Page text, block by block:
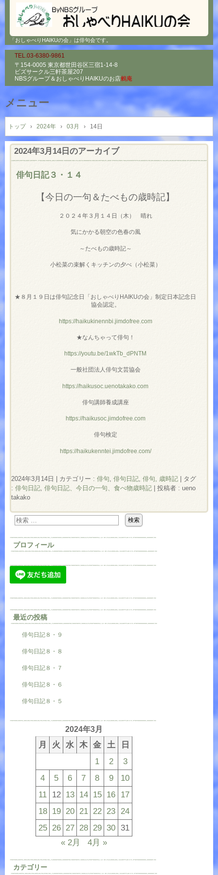
「おしゃべりHAIKUの会」は俳句会です。
TEL.03-6380-9861
〒154-0005 東京都世田谷区三宿1-14-8
ビズサークル三軒茶屋207
NBSグループ＆ おしゃべりHAIKUのお店鶫庵
メニュー
コ
ン
テ
ン
トップ › 2024年 › 03月 › 14日
2024年3月14日 のアーカイブ
俳句日記３・１４
【今日の一句＆たべもの歳時記】
２０２４年３月１４日（木） 晴れ
気にかかる朝空の色春の風
～たべもの歳時記～
小松菜の束解くキッチンの夕べ（小松菜）
★８月１９日は俳句記念日「おしゃべりHAIKUの会」制定日本記念日
協会認定。
https://haikukinennbi.jimdofree.com
★なんちゃって俳句！
https://youtu.be/1wkTb_dPNTM
一般社団法人俳句文芸協会
https://haikusoc.uenotakako.com
俳句講師養成講座
https://haikusoc.jimdofree.com
俳句検定
https://haikukenntei.jimdofree.com/
2024年3月14日 | カテゴリー : 俳句 俳句日記 俳句, 歳時記 | タグ
: 俳句日記 俳句日記、今日の一句、食べ物歳時記 | 投稿者 : ueno
takako
プロフィール
最近の投稿
俳句日記８・９
俳句日記８・８
俳句日記８・７
俳句日記８・６
俳句日記８・５
2024年3月
月 火 水 木 金 土
日
1
2
3
4
5 6 7 8 9
10
11 12 13 14 15 16 17
18 19 20 21 22 23 24
25 26 27 28 29 30 31
« 2月
4月 »
カテゴリー